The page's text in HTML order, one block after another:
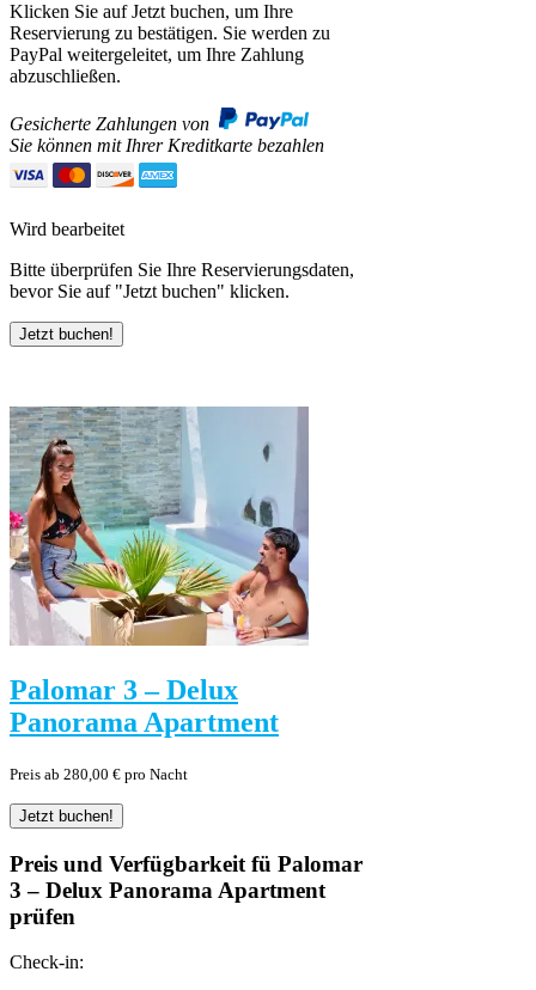
Klicken Sie auf Jetzt buchen, um Ihre
Reservierung zu bestätigen. Sie werden zu
PayPal weitergeleitet, um Ihre Zahlung
abzuschließen.
Gesicherte Zahlungen von
Sie können mit Ihrer Kreditkarte bezahlen
Wird bearbeitet
Bitte überprüfen Sie Ihre Reservierungsdaten,
bevor Sie auf "Jetzt buchen" klicken.
Palomar 3 – Delux
Panorama Apartment
Preis ab 280,00 € pro Nacht
Preis und Verfügbarkeit fü Palomar
3 – Delux Panorama Apartment
prüfen
Check-in: